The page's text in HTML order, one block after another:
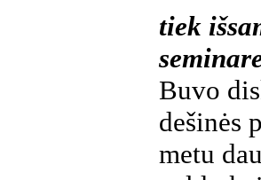
tiek
Buvo
dešinės
metu